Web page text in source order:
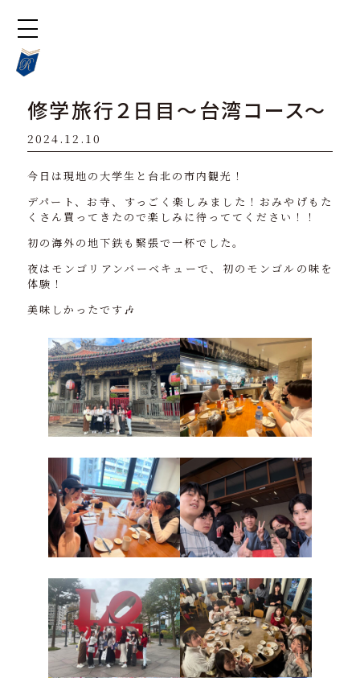
修学旅行２日目〜台湾コース〜
2024.12.10
今日は現地の大学生と台北の市内観光！
デパート、お寺、すっごく楽しみました！おみやげもた
くさん買ってきたので楽しみに待っててください！！
初の海外の地下鉄も緊張で一杯でした。
夜はモンゴリアンバーベキューで、初のモンゴルの味を
体験！
美味しかったです🎶